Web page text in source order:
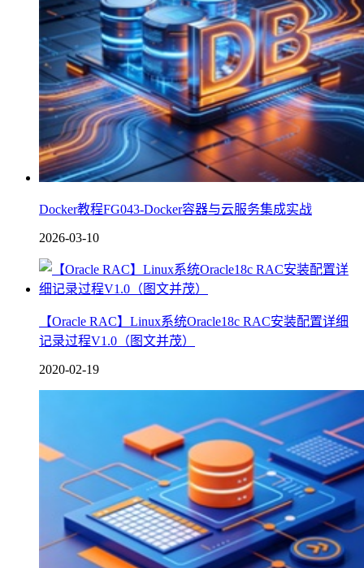
Docker教程FG043-Docker容器与云服务集成实战
2026-03-10
【Oracle RAC】Linux系统Oracle18c RAC安装配置详细
记录过程V1.0（图文并茂）
2020-02-19